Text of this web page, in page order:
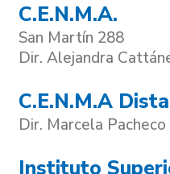
C.E.N.M.A.
San Martín 288
Dir. Alejandra
C.E.N.M.A
Dir. Marcela Pacheco
Instituto